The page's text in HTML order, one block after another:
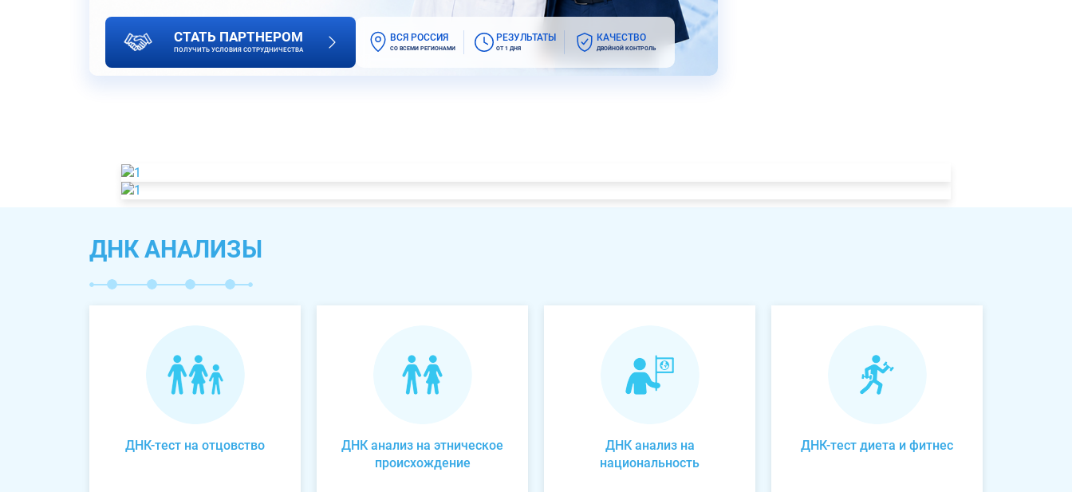
СТАТЬ ПАРТНЕРОМ
ПОЛУЧИТЬ УСЛОВИЯ СОТРУДНИЧЕСТВА
ВСЯ РОССИЯ
СО ВСЕМИ РЕГИОНАМИ
РЕЗУЛЬТАТЫ
ОТ 1 ДНЯ
КАЧЕСТВО
ДВОЙНОЙ КОНТРОЛЬ
ДНК АНАЛИЗЫ
ДНК-тест на отцовство
ДНК анализ на этническое
происхождение
ДНК анализ на
национальность
ДНК-тест диета и фитнес